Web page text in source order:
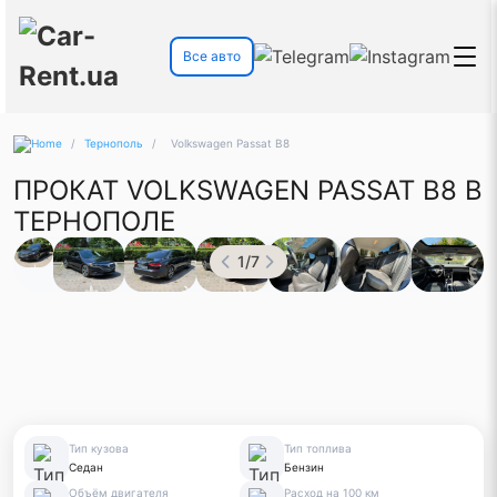
Все авто
/ Тернополь / Volkswagen Passat B8
ПРОКАТ VOLKSWAGEN PASSAT B8 В
ТЕРНОПОЛЕ
1/7
Тип кузова
Седан
Тип топлива
Бензин
Объём двигателя
Расход на 100 км